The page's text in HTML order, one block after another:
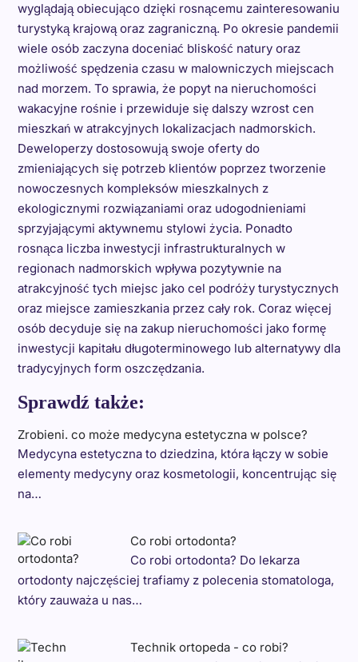
wyglądają obiecująco dzięki rosnącemu zainteresowaniu
turystyką krajową oraz zagraniczną. Po okresie pandemii
wiele osób zaczyna doceniać bliskość natury oraz
możliwość spędzenia czasu w malowniczych miejscach
nad morzem. To sprawia, że popyt na nieruchomości
wakacyjne rośnie i przewiduje się dalszy wzrost cen
mieszkań w atrakcyjnych lokalizacjach nadmorskich.
Deweloperzy dostosowują swoje oferty do
zmieniających się potrzeb klientów poprzez tworzenie
nowoczesnych kompleksów mieszkalnych z
ekologicznymi rozwiązaniami oraz udogodnieniami
sprzyjającymi aktywnemu stylowi życia. Ponadto
rosnąca liczba inwestycji infrastrukturalnych w
regionach nadmorskich wpływa pozytywnie na
atrakcyjność tych miejsc jako cel podróży turystycznych
oraz miejsce zamieszkania przez cały rok. Coraz więcej
osób decyduje się na zakup nieruchomości jako formę
inwestycji kapitału długoterminowego lub alternatywy dla
tradycyjnych form oszczędzania.
Sprawdź także:
Zrobieni. co może medycyna estetyczna w polsce?
Medycyna estetyczna to dziedzina, która łączy w sobie
elementy medycyny oraz kosmetologii, koncentrując się
na…
Co robi ortodonta?
Co robi ortodonta? Do lekarza
ortodonty najczęściej trafiamy z polecenia stomatologa,
który zauważa u nas…
Technik ortopeda - co robi?